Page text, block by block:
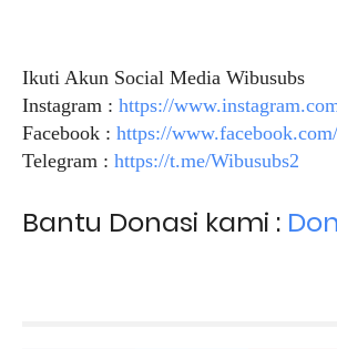
Ikuti Akun Social Media Wibusubs
Instagram : https://
Facebook : https://
Telegram : https://t.me/Wibusubs2
Bantu Donasi kami :